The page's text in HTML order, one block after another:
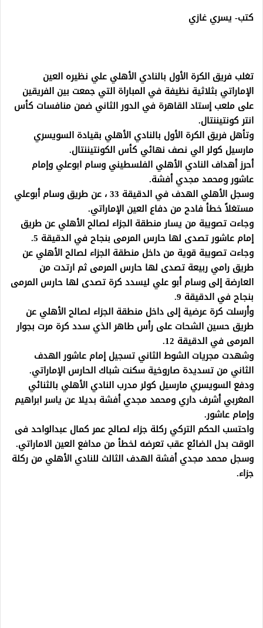
كتب- يسري غازي
تغلب فريق الكرة الأول بالنادي الأهلي علي نظيره العين
الإماراتي بثلاثية نظيفة في المباراة التي جمعت بين الفريقين
على ملعب إستاد القاهرة في الدور الثاني ضمن منافسات كأس
انتر كونتيننتال.
وتأهل فريق الكرة الأول بالنادي الأهلي بقيادة السويسري
مارسيل كولر الي نصف نهائي كأس الكونتيننتال.
أحرز أهداف النادي الأهلي الفلسطيني وسام ابوعلي وإمام
عاشور ومحمد مجدي أفشة.
وسجل الأهلي الهدف في الدقيقة 33 ، عن طريق وسام أبوعلي
مستغلاً خطأ فادح من دفاع العين الإماراتي.
وجاءت تصويبة من يسار منطقة الجزاء لصالح الأهلي عن طريق
إمام عاشور تصدى لها حارس المرمى بنجاح في الدقيقة 5.
وجاءت تصويبة قوية من داخل منطقة الجزاء لصالح الأهلي عن
طريق رامي ربيعة تصدى لها حارس المرمى ثم ارتدت من
العارضة إلى وسام أبو علي ليسدد كرة تصدى لها حارس المرمى
بنجاح في الدقيقة 9.
وأرسلت كرة عرضية إلى داخل منطقة الجزاء لصالح الأهلي عن
طريق حسين الشحات على رأس طاهر الذي سدد كرة مرت بجوار
المرمى في الدقيقة 12.
وشهدت مجريات الشوط الثاني تسجيل إمام عاشور الهدف
الثاني من تسديدة صاروخية سكنت شباك الحارس الإماراتي.
ودفع السويسري مارسيل كولر مدرب النادي الأهلي بالثنائي
المغربي أشرف داري ومحمد مجدي أفشة بديلا عن ياسر ابراهيم
وإمام عاشور.
واحتسب الحكم التركي ركلة جزاء لصالح عمر كمال عبدالواحد فى
الوقت بدل الضائع عقب تعرضه لخطأ من مدافع العين الاماراتي.
وسجل محمد مجدي أفشة الهدف الثالث للنادي الأهلي من ركلة
جزاء.